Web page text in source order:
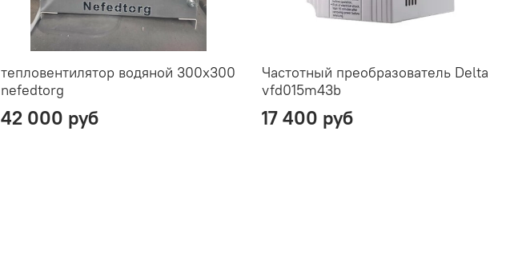
тепловентилятор водяной 300x300
nefedtorg
42 000 руб
Частотный преобразователь Delta
vfd015m43b
17 400 руб